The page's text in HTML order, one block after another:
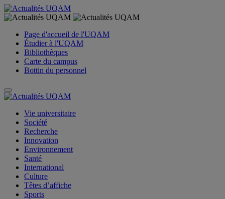
Page d'accueil de l'UQAM
Étudier à l'UQAM
Bibliothèques
Carte du campus
Bottin du personnel
Vie universitaire
Société
Recherche
Innovation
Environnement
Santé
International
Culture
Têtes d’affiche
Sports